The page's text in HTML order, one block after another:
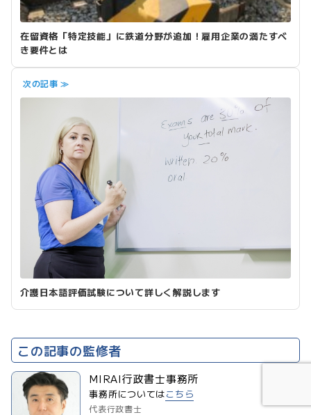
在留資格「特定技能」に鉄道分野が追加！雇用企業の満たすべ
き要件とは
次の記事 ≫
介護日本語評価試験について詳しく解説します
この記事の監修者
MIRAI行政書士事務所
事務所についてはこちら
代表行政書士